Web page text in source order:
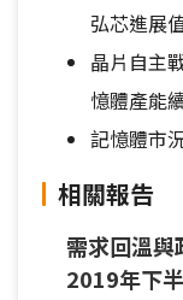
弘芯進展
晶片自主
憶體產能
記憶體市
相關報告
需求回溫
2019年下